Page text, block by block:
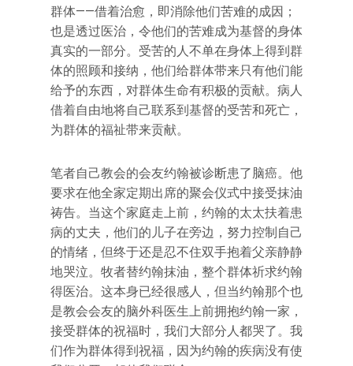
群体——借着治愈，即消除他们苦难的成因；
也是透过医治，令他们的苦难成为基督的身体
真实的一部分。受苦的人不单在身体上得到群
体的照顾和接纳，他们给群体带来只有他们能
给予的东西，对群体生命有积极的贡献。病人
借着自由地将自己联系到基督的受苦和死亡，
为群体的福祉带来贡献。
笔者自己教会的会友约翰被诊断患了脑癌。他
要求在他全家定期出席的聚会仪式中接受抹油
祷告。当这个家庭走上前，约翰的太太扶着患
病的丈夫，他们的儿子在旁边，努力控制自己
的情绪，但终于还是忍不住双手抱着父亲静静
地哭泣。牧者替约翰抹油，整个群体祈求约翰
得医治。这本身已经很感人，但当约翰那个也
是教会会友的脑外科医生上前拥抱约翰一家，
接受群体的祝福时，我们大部分人都哭了。我
们作为群体得到祝福，因为约翰的疾病没有使